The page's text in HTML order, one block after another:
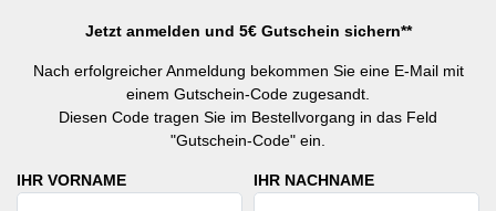
Jetzt anmelden und 5€ Gutschein sichern**
Nach erfolgreicher Anmeldung bekommen Sie eine E-Mail mit
einem Gutschein-Code zugesandt.
Diesen Code tragen Sie im Bestellvorgang in das Feld
"Gutschein-Code" ein.
IHR VORNAME IHR NACHNAME